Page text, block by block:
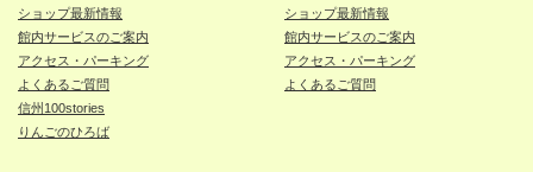
ショップ最新情報
館内サービスのご案内
アクセス・パーキング
よくあるご質問
信州100stories
りんごのひろば
ショップ最新情報
館内サービスのご案内
アクセス・パーキング
よくあるご質問